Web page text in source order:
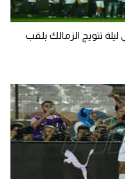
تتويج الزمالك بلقب